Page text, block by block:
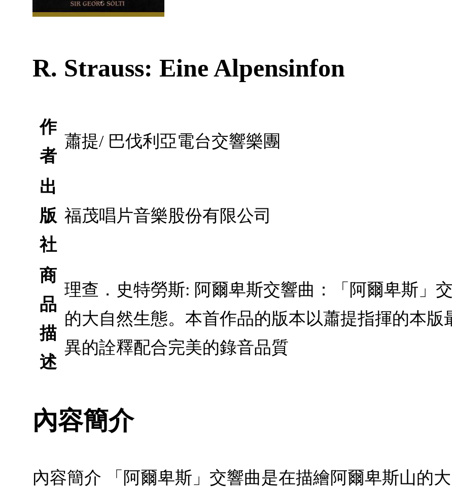
R. Strauss: Eine Alpensinfon
作
者
蕭提/ 巴伐利亞電台交響樂團
出
版
社
福茂唱片音樂股份有限公司
商
品
描
述
理查．史特勞斯: 阿爾卑斯交響曲：「阿爾卑斯」
的大自然生態。本首作品的版本以蕭提指揮的本版
異的詮釋配合完美的錄音品質
內容簡介
內容簡介 「阿爾卑斯」交響曲是在描繪阿爾卑斯山的